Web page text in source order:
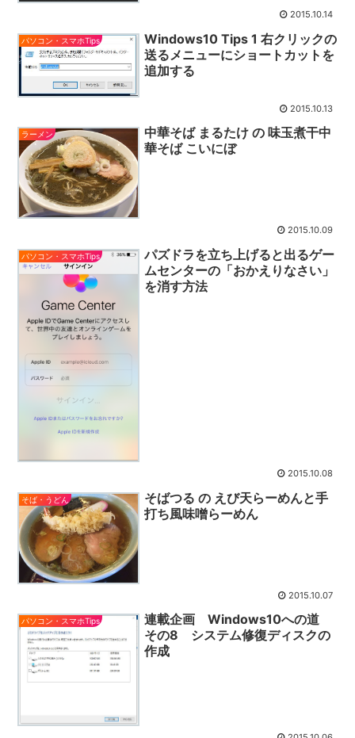
2015.10.14
パソコン・スマホTips
Windows10 Tips 1 右クリックの
送るメニューにショートカットを
追加する
2015.10.13
ラーメン
中華そば まるたけ の 味玉煮干中
華そば こいにぼ
2015.10.09
パソコン・スマホTips
パズドラを立ち上げると出るゲー
ムセンターの「おかえりなさい」
を消す方法
2015.10.08
そば・うどん
そばつる の えび天らーめんと手
打ち風味噌らーめん
2015.10.07
パソコン・スマホTips
連載企画 Windows10への道
その8 システム修復ディスクの
作成